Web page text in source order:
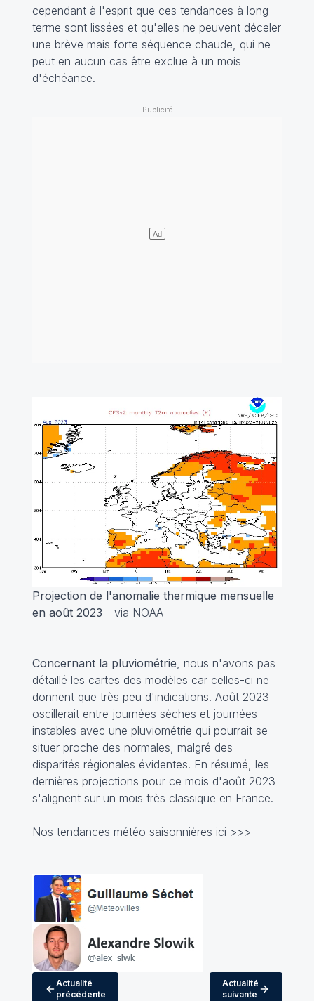
cependant à l'esprit que ces tendances à long
terme sont lissées et qu'elles ne peuvent déceler
une brève mais forte séquence chaude, qui ne
peut en aucun cas être exclue à un mois
d'échéance.
Projection de l'anomalie thermique mensuelle
en août 2023 - via NOAA
Concernant la pluviométrie, nous n'avons pas
détaillé les cartes des modèles car celles-ci ne
donnent que très peu d'indications. Août 2023
oscillerait entre journées sèches et journées
instables avec une pluviométrie qui pourrait se
situer proche des normales, malgré des
disparités régionales évidentes. En résumé, les
dernières projections pour ce mois d'août 2023
s'alignent sur un mois très classique en France.
Nos tendances météo saisonnières ici >>>
Actualité
précédente
Actualité
suivante